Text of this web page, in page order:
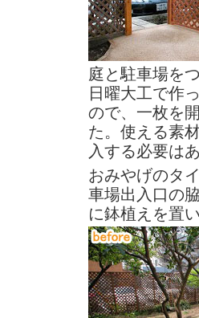
庭と駐車場を
日曜大工で作
ので、一枚を
た。使える素
入する必要は
おみやげのタ
車場出入口の
に鉢植えを置